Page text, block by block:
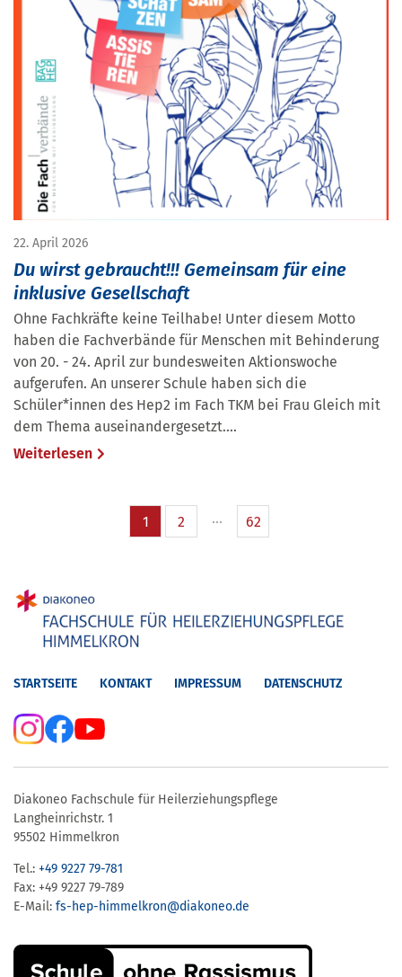
22. April 2026
Du wirst gebraucht!!! Gemeinsam für eine
inklusive Gesellschaft
Ohne Fachkräfte keine Teilhabe! Unter diesem Motto
haben die Fachverbände für Menschen mit Behinderung
von 20. - 24. April zur bundesweiten Aktionswoche
aufgerufen. An unserer Schule haben sich die
Schüler*innen des Hep2 im Fach TKM bei Frau Gleich mit
dem Thema auseinandergesetzt....
Weiterlesen
1 2 62
STARTSEITE KONTAKT IMPRESSUM DATENSCHUTZ
Diakoneo Fachschule für Heilerziehungspflege
Langheinrichstr. 1
95502 Himmelkron
Tel.: +49 9227 79-781
Fax: +49 9227 79-789
E-Mail: fs-hep-himmelkron​@diakoneo.de